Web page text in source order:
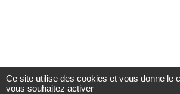
Ce site utilise des cookies et vous donne le
vous souhaitez activer